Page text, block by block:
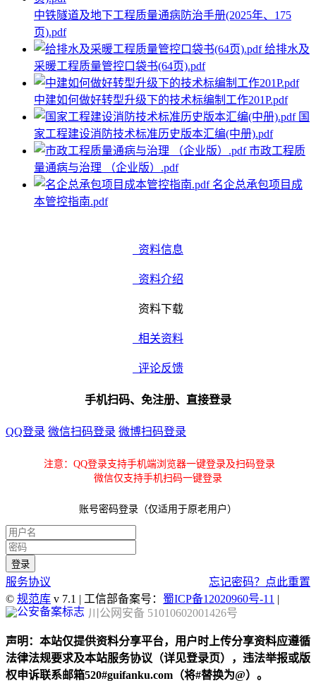
中铁隧道及地下工程质量通病防治手册(2025年、175
页).pdf
给排水及
采暖工程质量管控口袋书(64页).pdf
中建如何做好转型升级下的技术标编制工作201P.pdf
国
家工程建设消防技术标准历史版本汇编(中册).pdf
市政工程质
量通病与治理 （企业版）.pdf
名企总承包项目成
本管控指南.pdf
资料信息
资料介绍
资料下载
相关资料
评论反馈
手机扫码、免注册、直接登录
QQ登录 微信扫码登录 微博扫码登录
注意：QQ登录支持手机端浏览器一键登录及扫码登录
微信仅支持手机扫码一键登录
账号密码登录（仅适用于原老用户）
服务协议
忘记密码？点此重置
© 规范库 v 7.1 | 工信部备案号： 蜀ICP备12020960号-11 |
川公网安备 51010602001426号
声明：本站仅提供资料分享平台，用户时上传分享资料应遵循
法律法规要求及本站服务协议（详见登录页），违法举报或版
权申诉联系邮箱520#guifanku.com（将#替换为@）。